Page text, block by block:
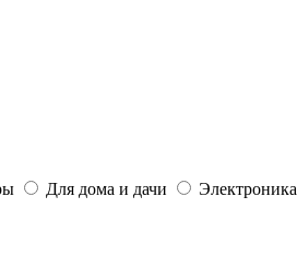
Для дома и дачи Электроника